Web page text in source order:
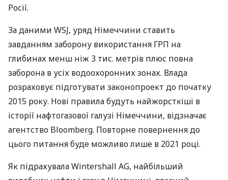
Росії.
За даними WSJ, уряд Німеччини ставить
завданням заборону використання ГРП на
глибинах менш ніж 3 тис. метрів плюс повна
заборона в усіх водоохоронних зонах. Влада
розраховує підготувати законопроект до початку
2015 року. Нові правила будуть найжорсткіші в
історії нафтогазової галузі Німеччини, відзначає
агентство Bloomberg. Повторне повернення до
цього питання буде можливо лише в 2021 році.
Як підрахувала Wintershall AG, найбільший